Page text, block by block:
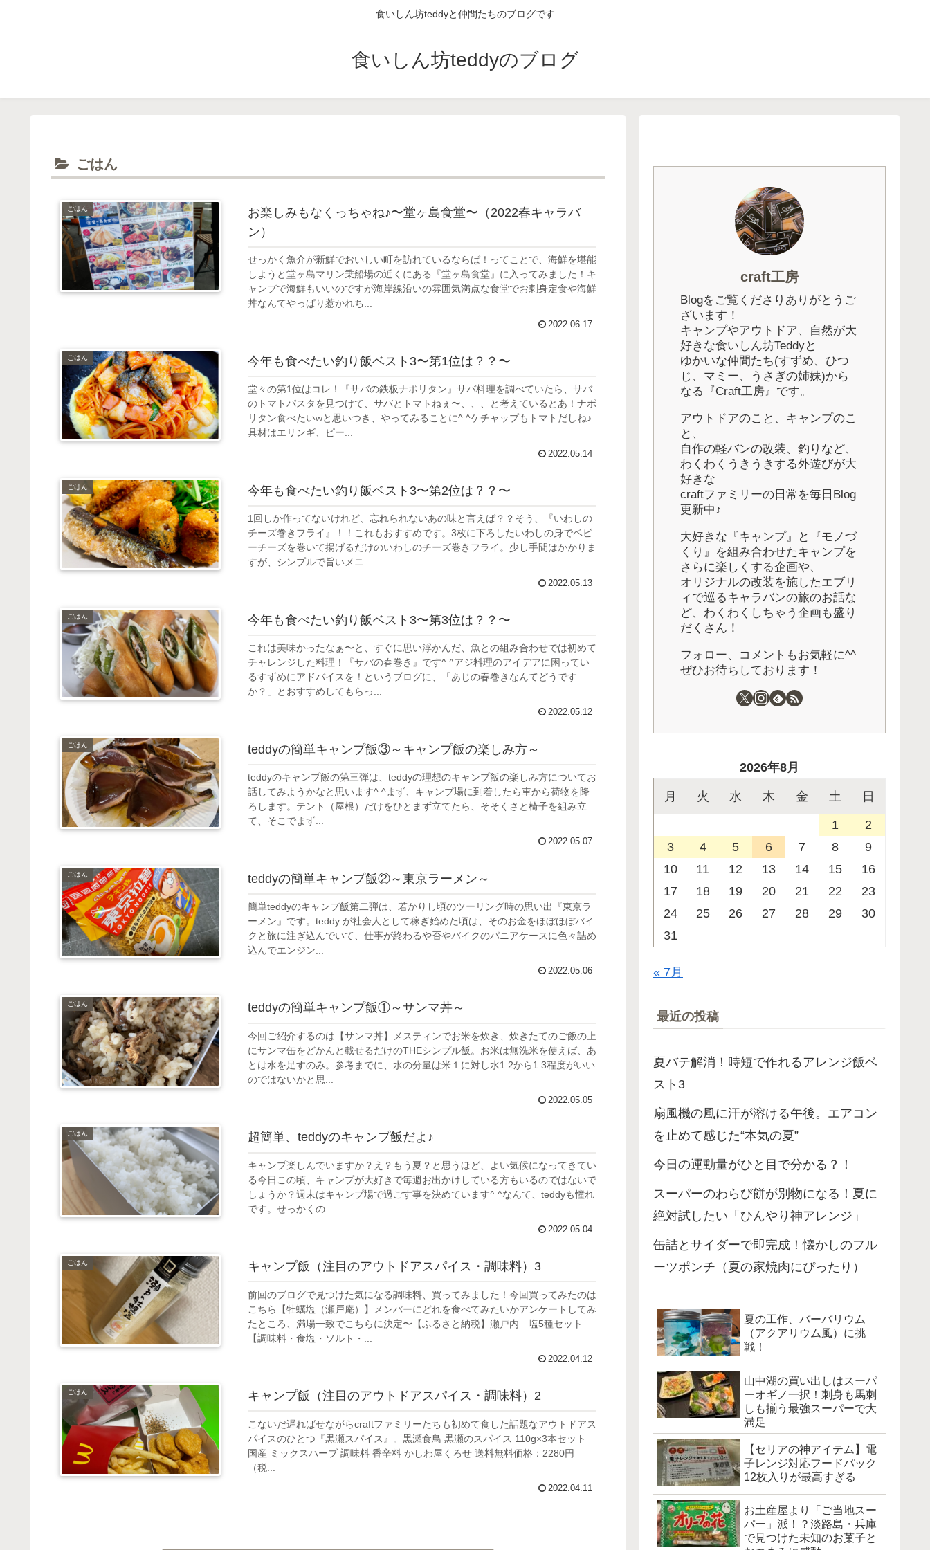
食いしん坊teddyと仲間たちのブログです
食いしん坊teddyのブログ
ごはん
ごはん
お楽しみもなくっちゃね♪〜堂ヶ島食堂〜（2022春キャラバ
ン）
せっかく魚介が新鮮でおいしい町を訪れているならば！ってことで、海鮮を堪能
しようと堂ヶ島マリン乗船場の近くにある『堂ヶ島食堂』に入ってみました！キ
ャンプで海鮮もいいのですが海岸線沿いの雰囲気満点な食堂でお刺身定食や海鮮
丼なんてやっぱり惹かれち...
2022.06.17
ごはん 今年も食べたい釣り飯ベスト3〜第1位は？？〜
堂々の第1位はコレ！『サバの鉄板ナポリタン』サバ料理を調べていたら、サバ
のトマトパスタを見つけて、サバとトマトねぇ〜、、、と考えているとあ！ナポ
リタン食べたいwと思いつき、やってみることに^ ^ケチャップもトマトだしね♪
具材はエリンギ、ピー...
2022.05.14
ごはん 今年も食べたい釣り飯ベスト3〜第2位は？？〜
1回しか作ってないけれど、忘れられないあの味と言えば？？そう、『いわしの
チーズ巻きフライ』！！これもおすすめです。3枚に下ろしたいわしの身でベビ
ーチーズを巻いて揚げるだけのいわしのチーズ巻きフライ。少し手間はかかりま
すが、シンプルで旨いメニ...
2022.05.13
ごはん 今年も食べたい釣り飯ベスト3〜第3位は？？〜
これは美味かったなぁ〜と、すぐに思い浮かんだ、魚との組み合わせでは初めて
チャレンジした料理！『サバの春巻き』です^ ^アジ料理のアイデアに困ってい
るすずめにアドバイスを！というブログに、「あじの春巻きなんてどうです
か？」とおすすめしてもらっ...
2022.05.12
ごはん teddyの簡単キャンプ飯③～キャンプ飯の楽しみ方～
teddyのキャンプ飯の第三弾は、teddyの理想のキャンプ飯の楽しみ方についてお
話してみようかなと思います^ ^まず、キャンプ場に到着したら車から荷物を降
ろします。テント（屋根）だけをひとまず立てたら、そそくさと椅子を組み立
て、そこでまず...
2022.05.07
ごはん teddyの簡単キャンプ飯②～東京ラーメン～
簡単teddyのキャンプ飯第二弾は、若かりし頃のツーリング時の思い出『東京ラ
ーメン』です。teddy が社会人として稼ぎ始めた頃は、そのお金をほぼほぼバイ
クと旅に注ぎ込んでいて、仕事が終わるや否やバイクのパニアケースに色々詰め
込んでエンジン...
2022.05.06
ごはん teddyの簡単キャンプ飯①～サンマ丼～
今回ご紹介するのは【サンマ丼】メスティンでお米を炊き、炊きたてのご飯の上
にサンマ缶をどかんと載せるだけのTHEシンプル飯。お米は無洗米を使えば、あ
とは水を足すのみ。参考までに、水の分量は米１に対し水1.2から1.3程度がいい
のではないかと思...
2022.05.05
ごはん 超簡単、teddyのキャンプ飯だよ♪
キャンプ楽しんでいますか？え？もう夏？と思うほど、よい気候になってきてい
る今日この頃、キャンプが大好きで毎週お出かけしている方もいるのではないで
しょうか？週末はキャンプ場で過ごす事を決めています^ ^なんて、teddyも憧れ
です。せっかくの...
2022.05.04
ごはん キャンプ飯（注目のアウトドアスパイス・調味料）3
前回のブログで見つけた気になる調味料、買ってみました！今回買ってみたのは
こちら【牡蠣塩（瀬戸庵）】メンバーにどれを食べてみたいかアンケートしてみ
たところ、満場一致でこちらに決定〜【ふるさと納税】瀬戸内 塩5種セット
【調味料・食塩・ソルト・...
2022.04.12
ごはん キャンプ飯（注目のアウトドアスパイス・調味料）2
こないだ遅ればせながらcraftファミリーたちも初めて食した話題なアウトドアス
パイスのひとつ『黒瀬スパイス』。黒瀬食鳥 黒瀬のスパイス 110g×3本セット
国産 ミックスハーブ 調味料 香辛料 かしわ屋くろせ 送料無料価格：2280円
（税...
2022.04.11
craft工房
Blogをご覧くださりありがとうご
ざいます！
キャンプやアウトドア、自然が大
好きな食いしん坊Teddyと
ゆかいな仲間たち(すずめ、ひつ
じ、マミー、うさぎの姉妹)から
なる『Craft工房』です。
アウトドアのこと、キャンプのこ
と、
自作の軽バンの改装、釣りなど、
わくわくうきうきする外遊びが大
好きな
craftファミリーの日常を毎日Blog
更新中♪
大好きな『キャンプ』と『モノづ
くり』を組み合わせたキャンプを
さらに楽しくする企画や、
オリジナルの改装を施したエブリ
ィで巡るキャラバンの旅のお話な
ど、わくわくしちゃう企画も盛り
だくさん！
フォロー、コメントもお気軽に^^
ぜひお待ちしております！
2026年8月
月 火 水 木 金 土 日
1
2
3
4 5 6 7 8
9
10
11 12 13 14 15
16
17
18 19 20 21 22
23
24
25 26 27 28 29
30
31
« 7月
最近の投稿
夏バテ解消！時短で作れるアレンジ飯ベ
スト3
扇風機の風に汗が溶ける午後。エアコン
を止めて感じた“本気の夏”
今日の運動量がひと目で分かる？！
スーパーのわらび餅が別物になる！夏に
絶対試したい「ひんやり神アレンジ」
缶詰とサイダーで即完成！懐かしのフル
ーツポンチ（夏の家焼肉にぴったり）
夏の工作、バーバリウム
（アクアリウム風）に挑
戦！
山中湖の買い出しはスーパ
ーオギノ一択！刺身も馬刺
しも揃う最強スーパーで大
満足
【セリアの神アイテム】電
子レンジ対応フードパック
12枚入りが最高すぎる
お土産屋より「ご当地スー
パー」派！？淡路島・兵庫
で見つけた未知のお菓子と